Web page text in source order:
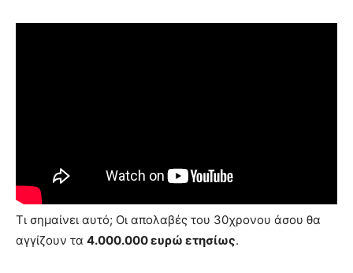
Τι σημαίνει αυτό; Οι απολαβές του 30χρονου άσου θα
αγγίζουν τα 4.000.000 ευρώ ετησίως.